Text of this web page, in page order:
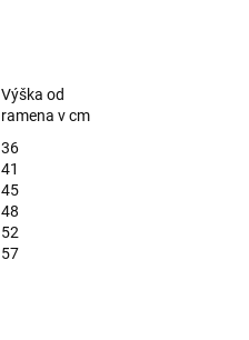
Výška od
ramena v cm
36
41
45
48
52
57